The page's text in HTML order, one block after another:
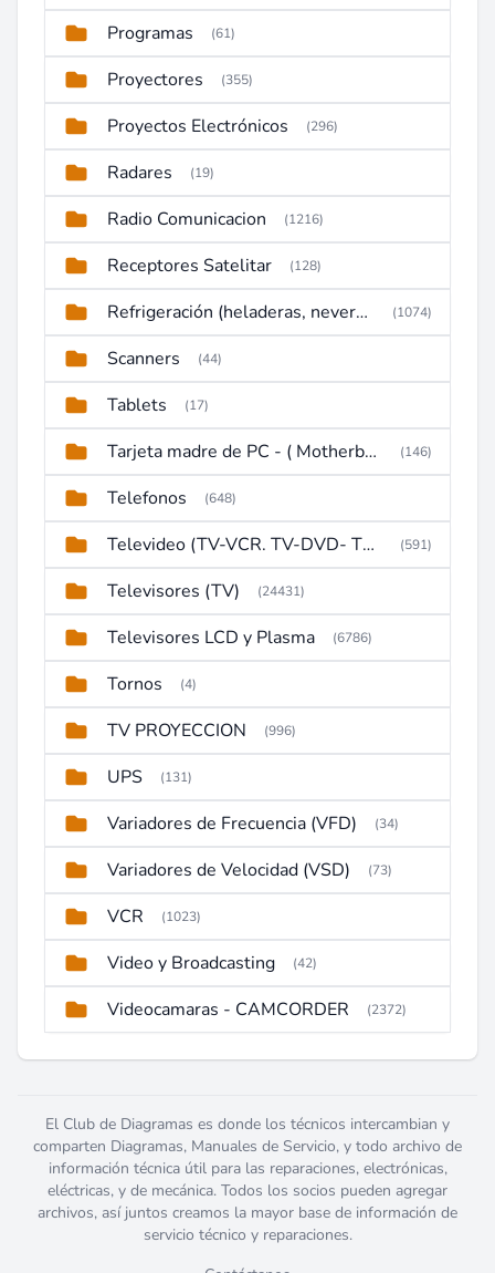
Programas (61)
Proyectores (355)
Proyectos Electrónicos (296)
Radares (19)
Radio Comunicacion (1216)
Receptores Satelitar (128)
Refrigeración (heladeras, neveras, congeladores) (1074)
Scanners (44)
Tablets (17)
Tarjeta madre de PC - ( Motherboard ) (146)
Telefonos (648)
Televideo (TV-VCR. TV-DVD- TV-DVD-VCR) (591)
Televisores (TV) (24431)
Televisores LCD y Plasma (6786)
Tornos (4)
TV PROYECCION (996)
UPS (131)
Variadores de Frecuencia (VFD) (34)
Variadores de Velocidad (VSD) (73)
VCR (1023)
Video y Broadcasting (42)
Videocamaras - CAMCORDER (2372)
El Club de Diagramas es donde los técnicos intercambian y
comparten Diagramas, Manuales de Servicio, y todo archivo de
información técnica útil para las reparaciones, electrónicas,
eléctricas, y de mecánica. Todos los socios pueden agregar
archivos, así juntos creamos la mayor base de información de
servicio técnico y reparaciones.